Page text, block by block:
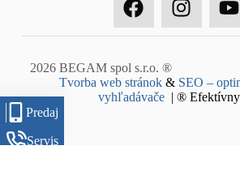
2026 BEGAM spol s.r.o. ®
Tvorba web stránok& SEO –
vyhľadávače | ®
Predaj
Servis